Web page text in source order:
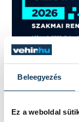
Beleegyezés
Ez a weboldal